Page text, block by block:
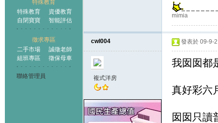
特殊教育
特殊教育
資優教育
自閉寶寶
智能評估
徵求專區
二手市場
誠徵老師
組班專區
徵保母車
聯絡管理員
mimia
cwl004
複式洋房
發表於 09-9-
我囡囡都
真好彩六
囡囡只讀